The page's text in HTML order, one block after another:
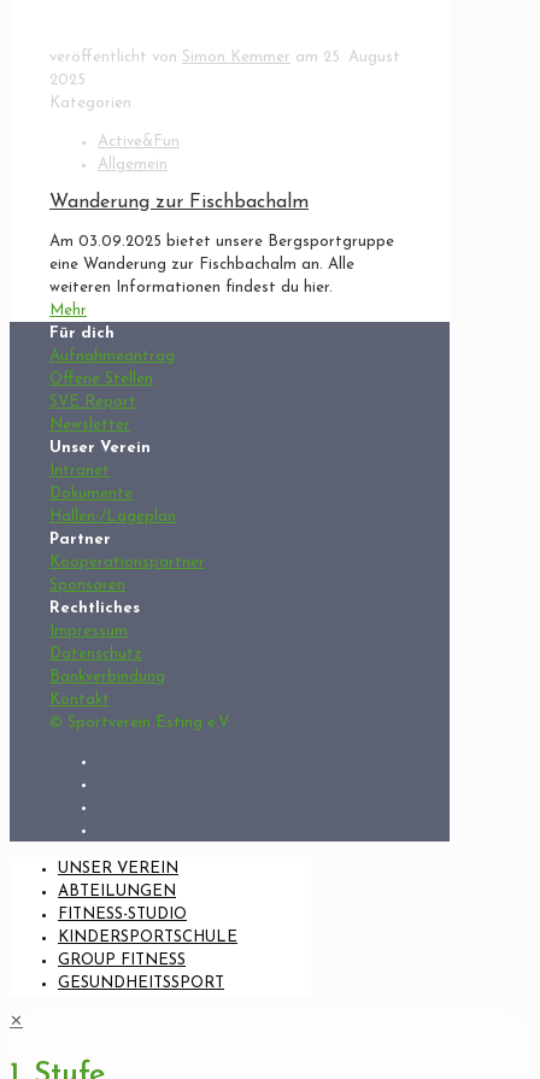
veröffentlicht von Simon Kemmer am 25. August
2025
Kategorien
Active&Fun
Allgemein
Wanderung zur Fischbachalm
Am 03.09.2025 bietet unsere Bergsportgruppe
eine Wanderung zur Fischbachalm an. Alle
weiteren Informationen findest du hier.
Mehr
Für dich
Aufnahmeantrag
Offene Stellen
SVE Report
Newsletter
Unser Verein
Intranet
Dokumente
Hallen-/Lageplan
Partner
Kooperationspartner
Sponsoren
Rechtliches
Impressum
Datenschutz
Bankverbindung
Kontakt
© Sportverein Esting e.V.
UNSER VEREIN
ABTEILUNGEN
FITNESS-STUDIO
KINDERSPORTSCHULE
GROUP FITNESS
GESUNDHEITSSPORT
✕